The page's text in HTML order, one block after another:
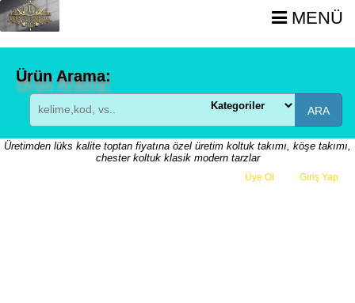
MENÜ
Ürün Arama:
ARA
Üretimden lüks kalite toptan fiyatına özel üretim koltuk takımı, köşe takımı,
chester koltuk klasik modern tarzlar
Üye Ol Giriş Yap